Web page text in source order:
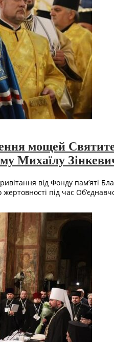
мощей
Михаїлу
від Фонду пам’яті
під час